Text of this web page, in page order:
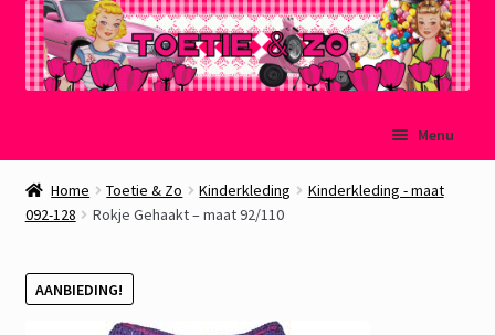
naar
navigatie
de
inhoud
Menu
Welkom
Winkelmand
Home Toetie & Zo Kinderkleding
Kinderkleding - maat
092-128
Rokje Gehaakt – maat 92/110
AANBIEDING!